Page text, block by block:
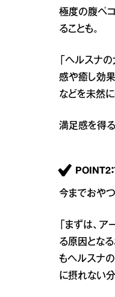
極度の腹ペ
ることも。
「ヘルスナ
感や癒し効
などを未然に
満足感を得る
POINT2
今までおや
「まずは、
る原因とな
もヘルスナの
に摂れない